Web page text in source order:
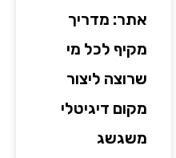
אתר: מדריך
מקיף לכל מי
שרוצה ליצור
מקום דיגיטלי
משגשג